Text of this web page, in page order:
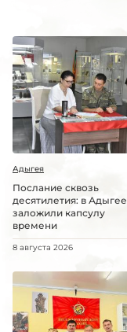
Адыгея
Послание сквозь
десятилетия: в Адыгее
заложили капсулу
времени
8 августа 2026